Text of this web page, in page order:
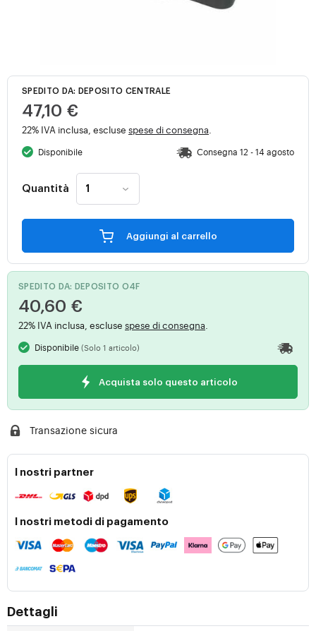
SPEDITO DA: DEPOSITO CENTRALE
47,10 €
22% IVA inclusa, escluse spese di consegna
Disponibile Consegna 12 - 14 agosto
Quantità
Aggiungi al carrello
SPEDITO DA: DEPOSITO O4F
40,60 €
22% IVA inclusa, escluse spese di consegna
Disponibile(Solo 1 articolo)
Acquista solo questo articolo
Transazione sicura
I nostri partner
I nostri metodi di pagamento
Dettagli